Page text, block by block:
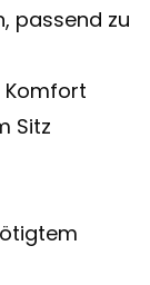
passend zu
Komfort
Sitz